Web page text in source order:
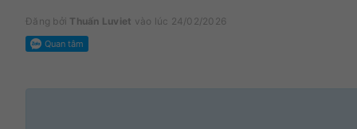
Đăng bởi Thuấn Luviet vào lúc 24/02/2026